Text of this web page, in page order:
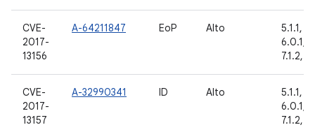
CVE-
2017-
13156
A-64211847 EoP Alto
5.1.1,
6.0.1,
7.1.2,
CVE-
2017-
13157
A-32990341 ID Alto
5.1.1,
6.0.1,
7.1.2,